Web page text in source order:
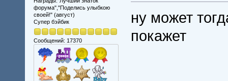
форума","Поделись улыбкою
своей!" (август)
Супер бэйбик
Сообщений: 17370
ну может
покажет